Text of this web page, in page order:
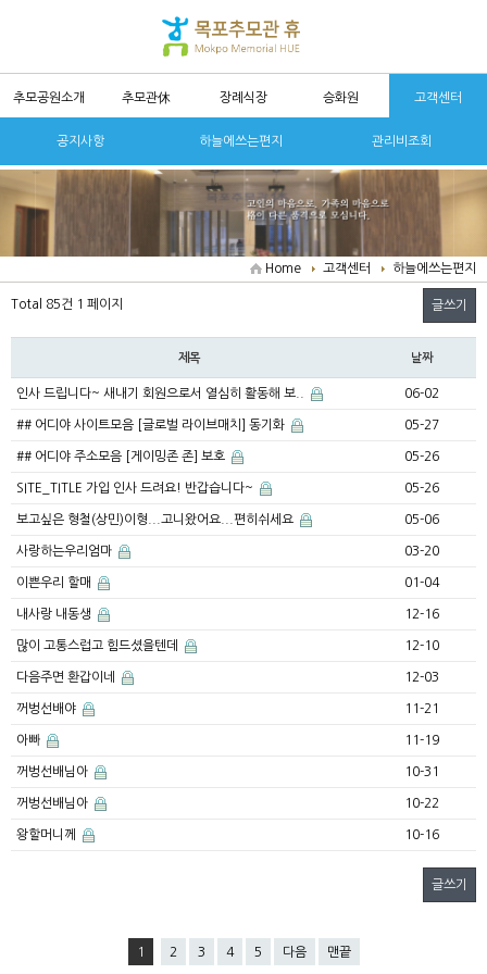
추모공원소개 추모관休 장례식장 승화원 고객센터
공지사항 하늘에쓰는편지 관리비조회
Home 고객센터 하늘에쓰는편지
Total 85건 1 페이지 글쓰기
제목 날짜
인사 드립니다~ 새내기 회원으로서 열심히 활동해 보.. 06-02
## 어디야 사이트모음 [글로벌 라이브매치] 동기화 05-27
## 어디야 주소모음 [게이밍존 존] 보호 05-26
SITE_TITLE 가입 인사 드려요! 반갑습니다~ 05-26
보고싶은 형철(상민)이형...고니왔어요...편히쉬세요 05-06
사랑하는우리엄마 03-20
이쁜우리 할매 01-04
내사랑 내동생 12-16
많이 고통스럽고 힘드셨을텐데 12-10
다음주면 환갑이네 12-03
꺼벙선배야 11-21
아빠 11-19
꺼벙선배님아 10-31
꺼벙선배님아 10-22
왕할머니께 10-16
글쓰기
1 2 3 4 5 다음 맨끝